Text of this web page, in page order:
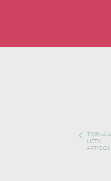
TORNA
LISTA
ARTICOLI